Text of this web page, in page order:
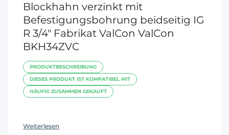
Blockhahn verzinkt mit
Befestigungsbohrung beidseitig IG
R 3/4" Fabrikat ValCon ValCon
BKH34ZVC
PRODUKTBESCHREIBUNG
DIESES PRODUKT IST KOMPATIBEL MIT
HÄUFIG ZUSAMMEN GEKAUFT
Weiterlesen